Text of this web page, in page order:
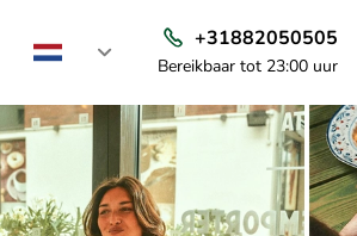
+31882050505
Bereikbaar tot 23:00 uur